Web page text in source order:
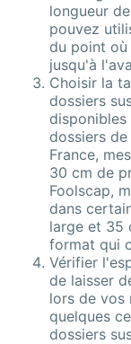
longueur
pouvez
du point où
jusqu'à
Choisir la
dossiers
disponibles
dossiers
France,
30 cm de
Foolscap,
dans
large et 35
format qui
Vérifier
de laisser
lors de vos
quelques
dossiers